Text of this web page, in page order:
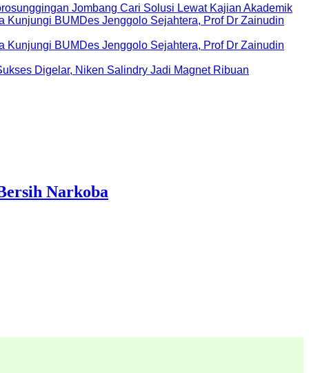
Jombang Cari Solusi Lewat Kajian Akademik
Kunjungi BUMDes Jenggolo Sejahtera, Prof Dr Zainudin
Kunjungi BUMDes Jenggolo Sejahtera, Prof Dr Zainudin
Digelar, Niken Salindry Jadi Magnet Ribuan
Narkoba